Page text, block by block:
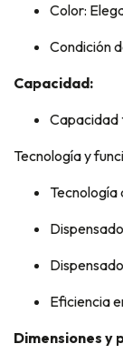
Color:
Condición
Capacidad:
Capacidad
Tecnología y
Tecnología
Eficiencia
Dimensiones y